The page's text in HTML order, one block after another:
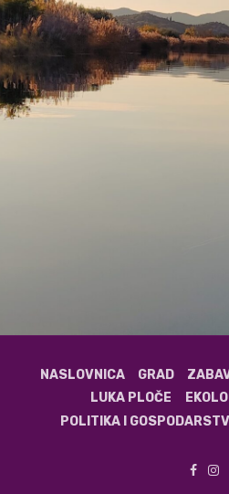
NASLOVNICA GRAD
LUKA PLOČE
POLITIKA I